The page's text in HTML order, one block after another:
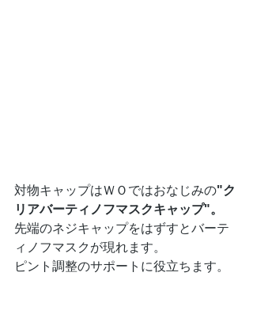
対物キャップはＷＯではおなじみの"ク
リアバーティノフマスクキャップ"。
先端のネジキャップをはずすとバーテ
ィノフマスクが現れます。
ピント調整のサポートに役立ちます。